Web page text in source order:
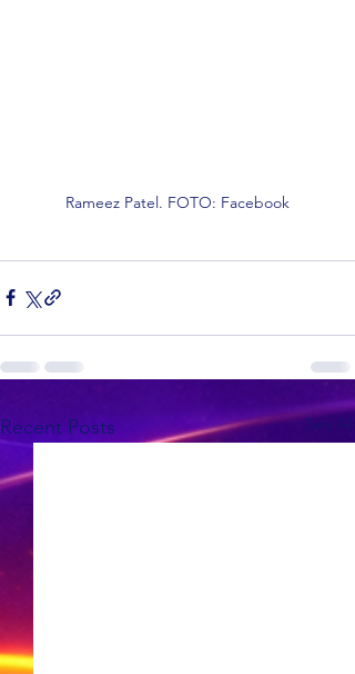
Rameez Patel. FOTO: Facebook
Recent Posts See All